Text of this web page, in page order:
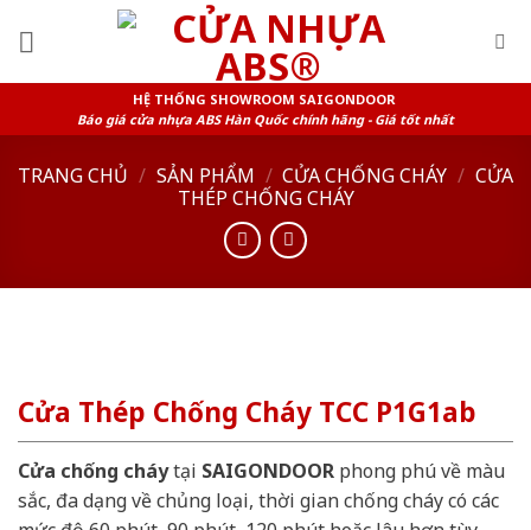
HỆ THỐNG SHOWROOM SAIGONDOOR
Báo giá cửa nhựa ABS Hàn Quốc chính hãng - Giá tốt nhất
TRANG CHỦ / SẢN PHẨM / CỬA CHỐNG CHÁY / CỬA
THÉP CHỐNG CHÁY
Cửa Thép Chống Cháy TCC P1G1ab
Cửa chống cháytại SAIGONDOOR phong phú về màu
sắc, đa dạng về chủng loại, thời gian chống cháy có các